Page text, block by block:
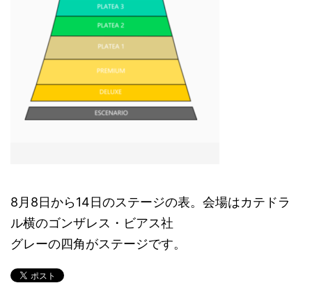
8月8日から14日のステージの表。会場はカテドラ
ル横のゴンザレス・ビアス社
グレーの四角がステージです。